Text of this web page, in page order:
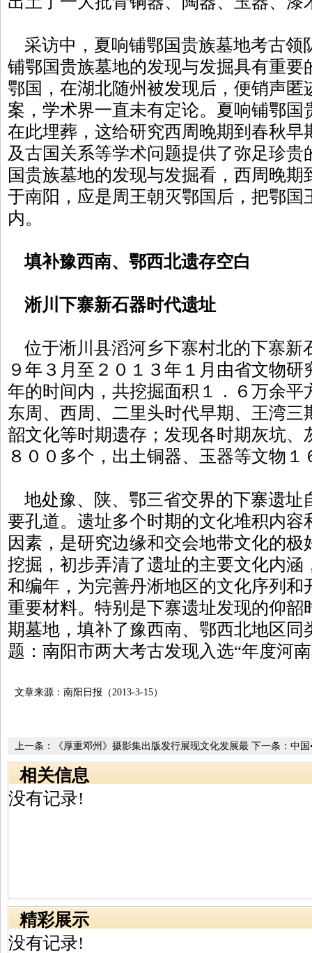
采访中，夏响铺鄂国贵族墓地考古领
铺鄂国贵族墓地的发现与发掘具有重要
鄂国，在湖北随州被发现后，便销声匿
案，学术界一直未有定论。夏响铺鄂国
在此埋葬，这给研究西周晚期到春秋早
及古国关系等学术问题提供了弥足珍
国贵族墓地的发现与发掘看，西周晚
于南阳，应是周王朝灭鄂国后，把鄂国
内。
填补豫西南、鄂西北遗存空白
淅川下寨新石器时代遗址
位于淅川县滔河乡下寨村北的下寨新
９年３月至２０１３年１月由省文物
年的时间内，共挖掘面积１．６万余平
东周、西周、二里头时代早期、王湾三
韶文化等时期遗存；发现各时期灰坑、
８００多个，出土铜器、玉器等文物１
地处豫、陕、鄂三省交界的下寨遗址
要孔道。遗址多个时期的文化堆积内容
因素，是研究边缘和交会地带文化的
挖掘，初步弄清了遗址的主要文化内涵
和编年，为完善丹淅地区的文化序列和
重要材料。特别是下寨遗址发现的仰韶
期墓地，填补了豫西南、鄂西北地区同
题：南阳市两大考古发现入选“年度河
文章来源：南阳日报（2013-3-15）
下一条： 中国
即将举行
上一条：
《厚重邓州》摄影集出版发行展现文化发展最
新成果
相关信息
没有记录!
精彩展示
没有记录!